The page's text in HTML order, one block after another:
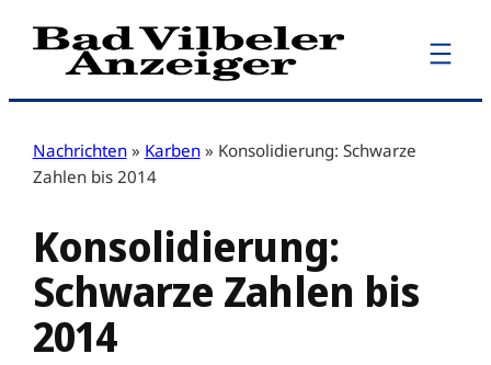
Zum
Inhalt
Nachrichten » Karben » Konsolidierung: Schwarze
Zahlen bis 2014
Konsolidierung:
Schwarze Zahlen bis
2014